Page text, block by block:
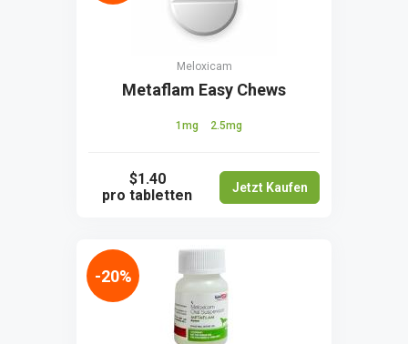
Meloxicam
Metaflam Easy Chews
1mg 2.5mg
$1.40
pro tabletten
Jetzt Kaufen
-20%